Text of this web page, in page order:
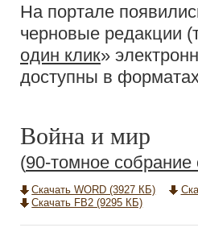
На портале
черновые редакции
один клик»
доступны в
Война и мир
(90-томное собрание
Скачать WORD (3927 КБ)
Скачать FB2 (9295 КБ)